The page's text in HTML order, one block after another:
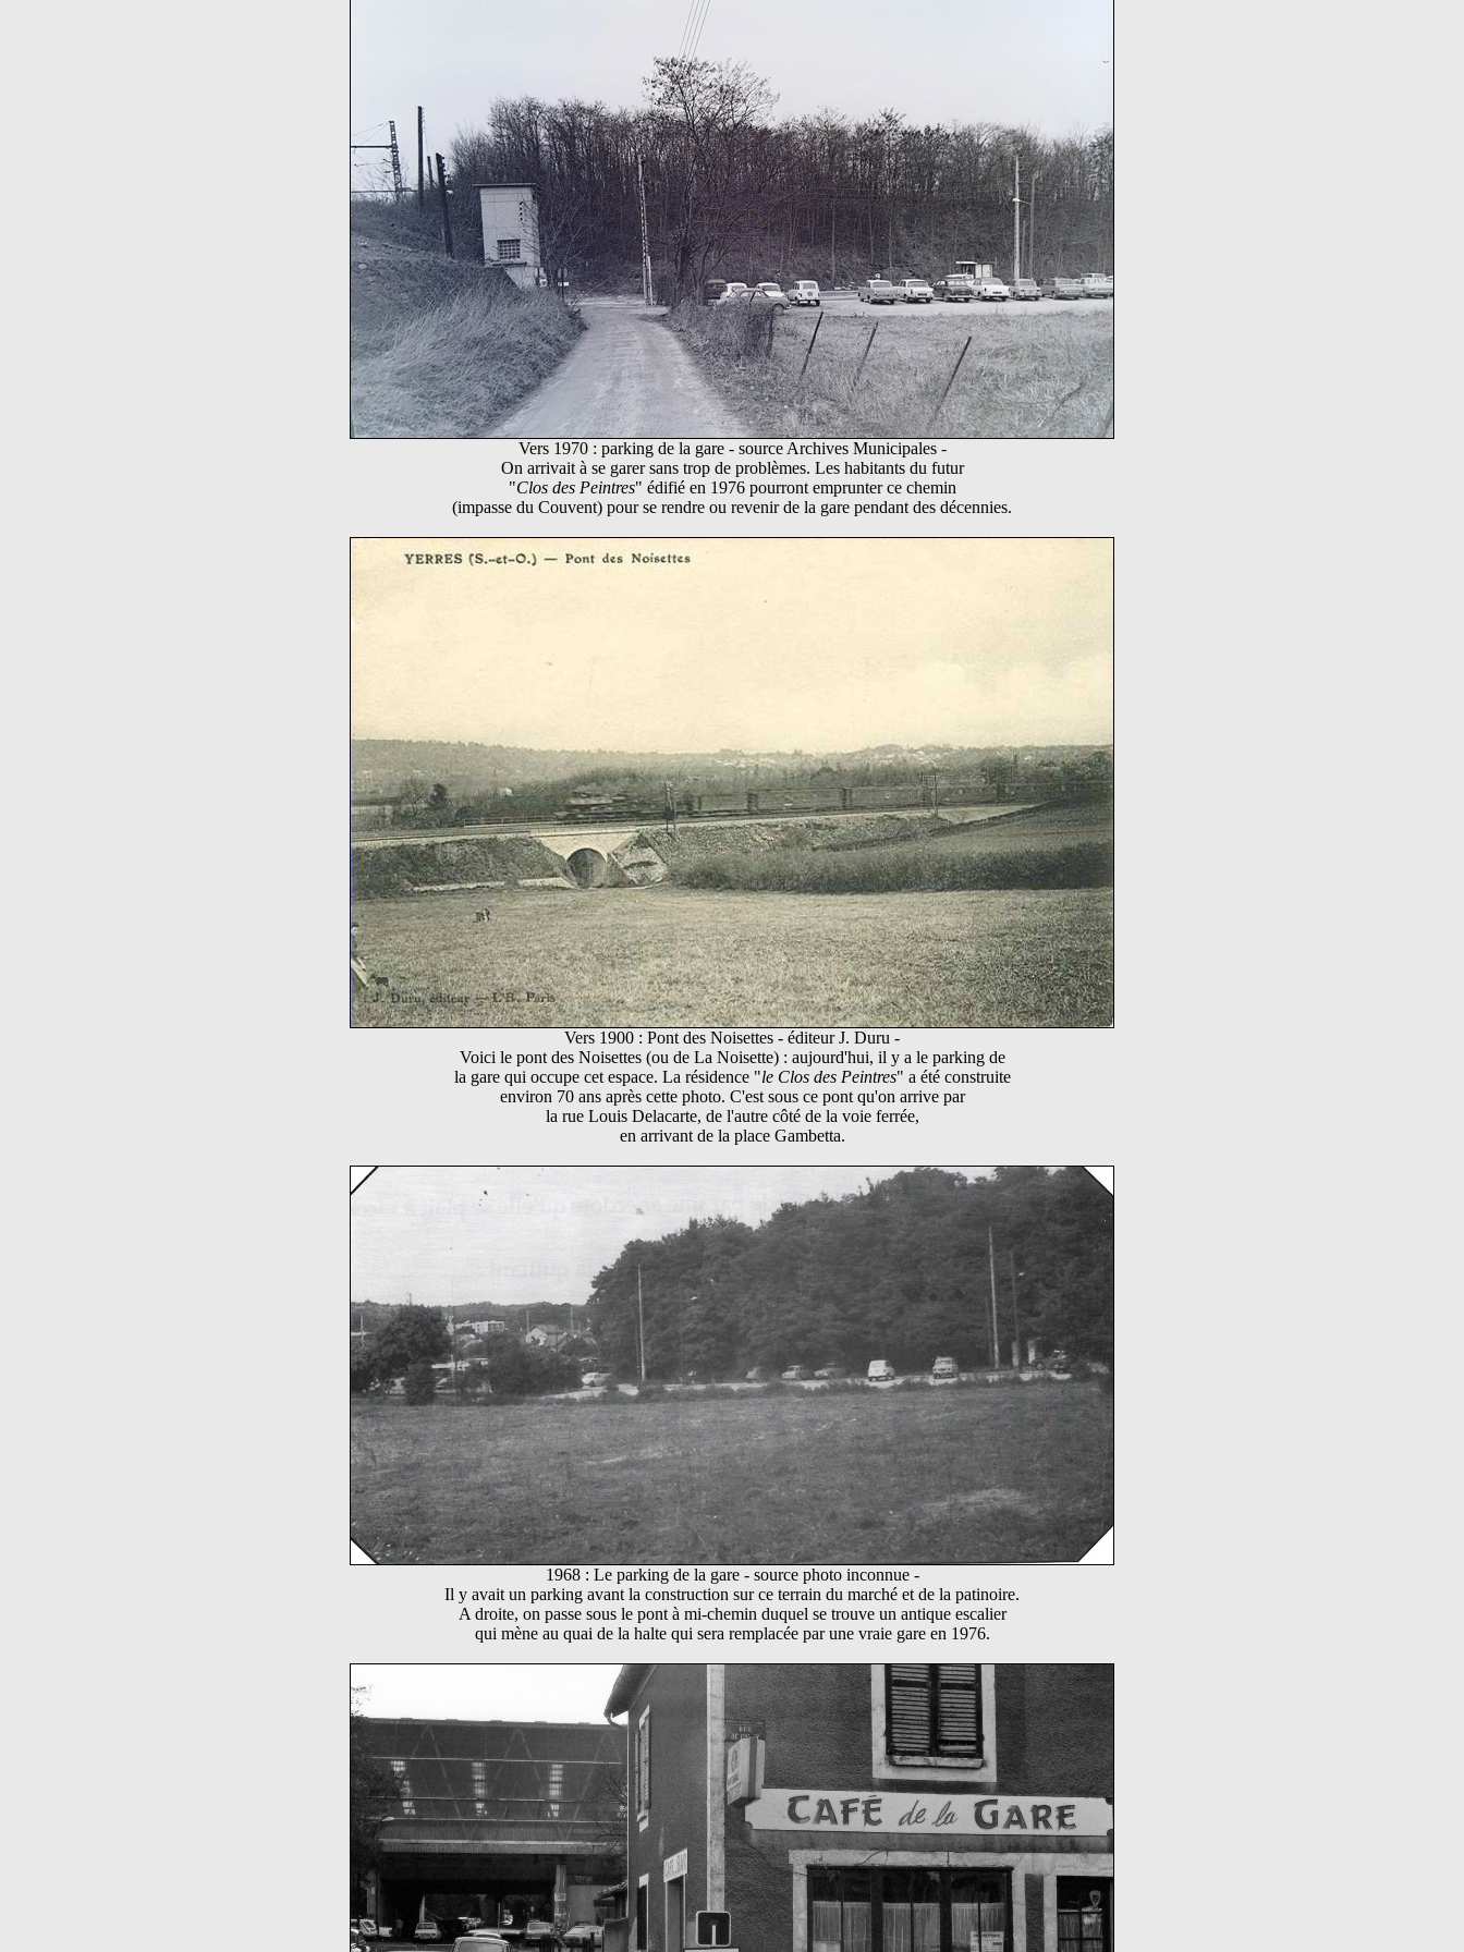
Vers 1970 : parking de la gare - source Archives Municipales -
On arrivait à se garer sans trop de problèmes. Les habitants du futur
"Clos des Peintres" édifié en 1976 pourront emprunter ce chemin
(impasse du Couvent) pour se rendre ou revenir de la gare pendant des décennies.
Vers 1900 : Pont des Noisettes - éditeur J. Duru -
Voici le pont des Noisettes (ou de La Noisette) : aujourd'hui, il y a le parking de
la gare qui occupe cet espace. La résidence "le Clos des Peintres" a été construite
environ 70 ans après cette photo. C'est sous ce pont qu'on arrive par
la rue Louis Delacarte, de l'autre côté de la voie ferrée,
en arrivant de la place Gambetta.
1968 : Le parking de la gare - source photo inconnue -
Il y avait un parking avant la construction sur ce terrain du marché et de la patinoire.
A droite, on passe sous le pont à mi-chemin duquel se trouve un antique escalier
qui mène au quai de la halte qui sera remplacée par une vraie gare en 1976.